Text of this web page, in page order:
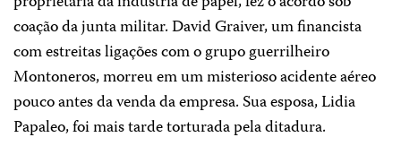
coação da junta militar. David Graiver, um financista
com estreitas ligações com o grupo guerrilheiro
Montoneros, morreu em um misterioso acidente aéreo
pouco antes da venda da empresa. Sua esposa, Lidia
Papaleo, foi mais tarde torturada pela ditadura.